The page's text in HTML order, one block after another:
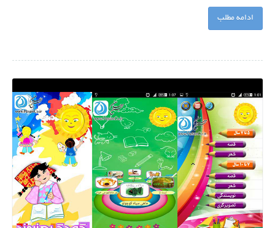
ادامه مطلب